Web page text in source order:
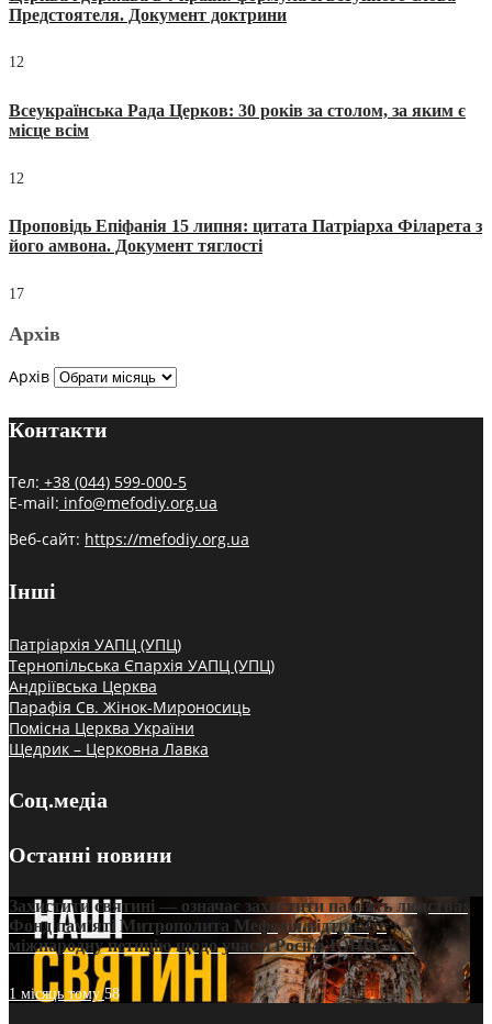
Предстоятеля. Документ доктрини
12
Всеукраїнська Рада Церков: 30 років за столом, за яким є
місце всім
12
Проповідь Епіфанія 15 липня: цитата Патріарха Філарета з
його амвона. Документ тяглості
17
Архів
Архів
Контакти
Тел: +38 (044) 599-000-5
E-mail: info@mefodiy.org.ua
Веб-сайт: https://mefodiy.org.ua
Інші
Патріархія УАПЦ (УПЦ)
Тернопільська Єпархія УАПЦ (УПЦ)
Андріївська Церква
Парафія Св. Жінок-Мироносиць
Помісна Церква України
Щедрик – Церковна Лавка
Соц.медіа
Останні новини
Захистити святині — означає захистити пам’ять людства:
Фонд пам’яті Митрополита Мефодія підтримує
міжнародну петицію щодо участі Росії в ЮНЕСКО
1 місяць тому58